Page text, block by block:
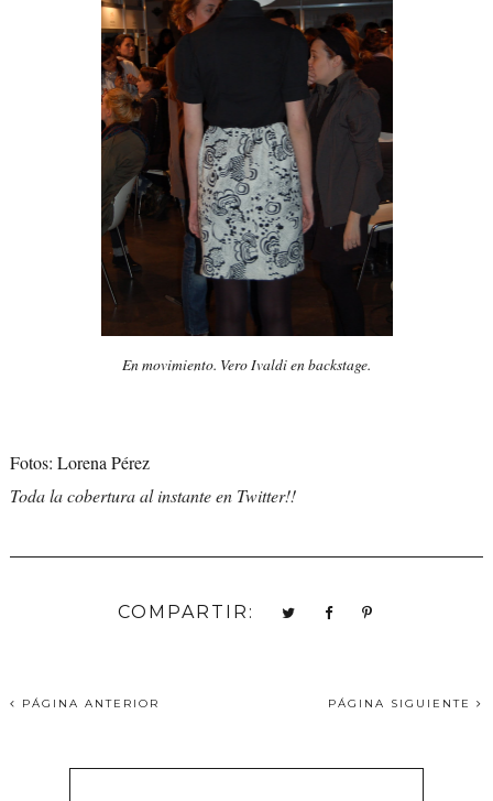
En movimiento. Vero Ivaldi en backstage.
Fotos: Lorena Pérez
Toda la cobertura al instante en Twitter!!
COMPARTIR:
PÁGINA ANTERIOR PÁGINA SIGUIENTE